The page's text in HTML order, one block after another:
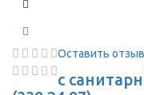
Оставить отзыв
с